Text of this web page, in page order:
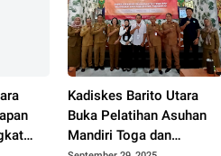
Kadiskes Barito Utara
Buka Pelatihan Asuhan
Mandiri Toga dan